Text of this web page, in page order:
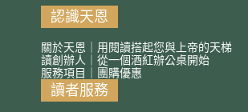
認識天恩
關於天恩｜用閱讀搭起您與上帝的天梯
讀創辦人｜從一個酒紅辦公桌開始
服務項目｜團購優惠
讀者服務